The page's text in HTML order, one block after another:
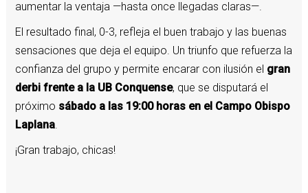
aumentar la ventaja —hasta once llegadas claras—.
El resultado final, 0-3, refleja el buen trabajo y las buenas
sensaciones que deja el equipo. Un triunfo que refuerza la
confianza del grupo y permite encarar con ilusión el gran
derbi frente a la UB Conquense, que se disputará el
próximo sábado a las 19:00 horas en el Campo Obispo
Laplana.
¡Gran trabajo, chicas!